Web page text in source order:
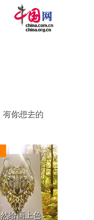
有你想去的
给画上色